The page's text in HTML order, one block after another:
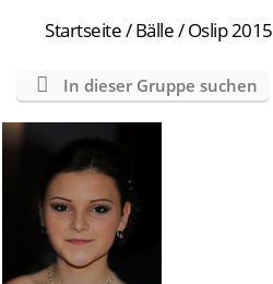
Startseite/Bälle/Oslip 2015
In dieser Gruppe suchen